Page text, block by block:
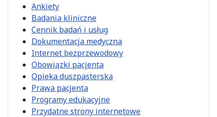
Ankiety
Badania kliniczne
Cennik badań i usług
Dokumentacja medyczna
Internet bezprzewodowy
Obowiązki pacjenta
Opieka duszpasterska
Prawa pacjenta
Programy edukacyjne
Przydatne strony internetowe